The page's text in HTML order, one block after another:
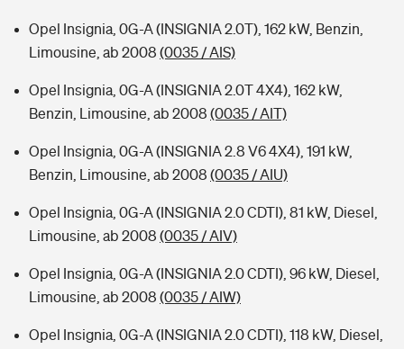
Kinderunfall-Check: Mehr Sicherheit für deine Kids
Sie haben Fragen?
Opel Insignia, 0G-A (INSIGNIA 2.0T), 162 kW, Benzin,
Limousine, ab 2008 (0035 / AIS)
Opel Insignia, 0G-A (INSIGNIA 2.0T 4X4), 162 kW,
Benzin, Limousine, ab 2008 (0035 / AIT)
Opel Insignia, 0G-A (INSIGNIA 2.8 V6 4X4), 191 kW,
Benzin, Limousine, ab 2008 (0035 / AIU)
Opel Insignia, 0G-A (INSIGNIA 2.0 CDTI), 81 kW, Diesel,
Limousine, ab 2008 (0035 / AIV)
Opel Insignia, 0G-A (INSIGNIA 2.0 CDTI), 96 kW, Diesel,
Limousine, ab 2008 (0035 / AIW)
Opel Insignia, 0G-A (INSIGNIA 2.0 CDTI), 118 kW, Diesel,